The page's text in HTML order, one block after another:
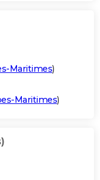
Maritimes)
Maritimes)